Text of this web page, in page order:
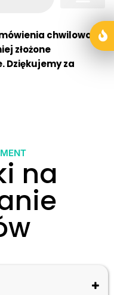
chwilowo
złożone
Dziękujemy za
na